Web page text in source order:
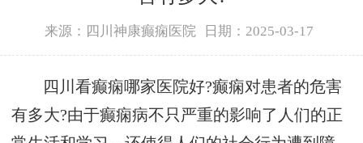
来源：四川神康癫痫医院 日期：2025-03-17
四川看癫痫哪家医院好?癫痫对患者的危害
有多大?由于癫痫病不只严重的影响了人们的正